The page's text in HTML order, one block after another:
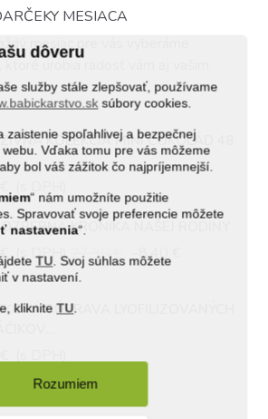
dôveru
služby stále zlepšovať, používame
súbory cookies.
zaistenie spoľahlivej a bezpečnej
Vďaka tomu pre vás môžeme
bol váš zážitok čo najpríjemnejší.
“ nám umožníte použitie
Spravovať svoje preferencie môžete
nastavenia“.
TU. Svoj súhlas môžete
v nastavení.
klikniteTU.
Rozumiem
MESIACA
mesiac pre vás vyberáme
KOLEKCIA MINI ČOKOLÁD 48
KRONIKA NAŠEJ RODINY
(s DPH) 27,90 € -8,40 €
SÚPRAVA LYOFILIZOVANÝCH